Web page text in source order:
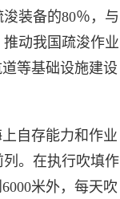
装备的80％，与
动我国疏浚作业
等基础设施建设
自存能力和作业
。在执行吹填作
米外，每天吹